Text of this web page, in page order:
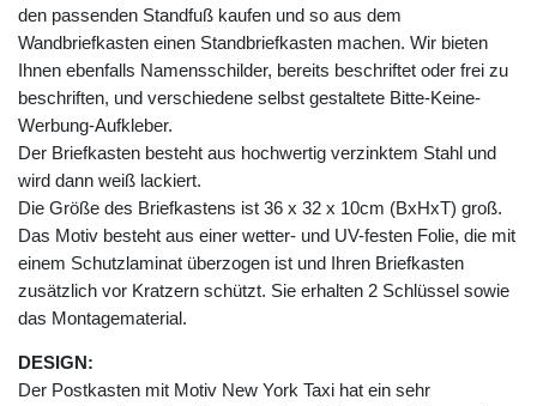
den passenden Standfuß kaufen und so aus dem
Wandbriefkasten einen Standbriefkasten machen. Wir bieten
Ihnen ebenfalls Namensschilder, bereits beschriftet oder frei zu
beschriften, und verschiedene selbst gestaltete Bitte-Keine-
Werbung-Aufkleber.
Der Briefkasten besteht aus hochwertig verzinktem Stahl und
wird dann weiß lackiert.
Die Größe des Briefkastens ist 36 x 32 x 10cm (BxHxT) groß.
Das Motiv besteht aus einer wetter- und UV-festen Folie, die mit
einem Schutzlaminat überzogen ist und Ihren Briefkasten
zusätzlich vor Kratzern schützt. Sie erhalten 2 Schlüssel sowie
das Montagematerial.
DESIGN:
Der Postkasten mit Motiv New York Taxi hat ein sehr